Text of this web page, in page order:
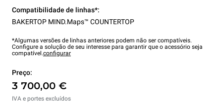
Compatibilidade de linhas*:
BAKERTOP MIND.Maps™ COUNTERTOP
*Algumas versões de linhas anteriores podem não ser compatíveis.
Configure a solução de seu interesse para garantir que o acessório seja
compatível.configurar
Preço:
3 700,00 €
IVA e portes excluídos